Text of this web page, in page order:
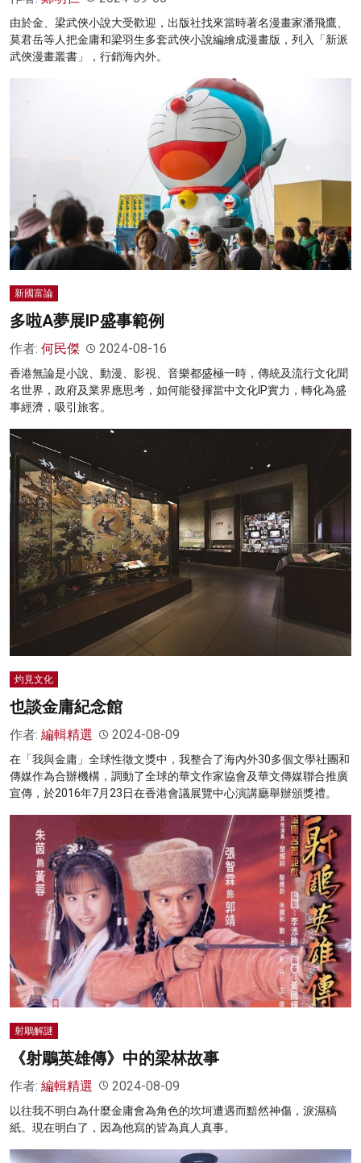
由於金、梁武俠小說大受歡迎，出版社找來當時著名漫畫家潘飛鷹、
莫君岳等人把金庸和梁羽生多套武俠小說編繪成漫畫版，列入「新派
武俠漫畫叢書」，行銷海內外。
新國富論
多啦A夢展IP盛事範例
作者: 何民傑 2024-08-16
香港無論是小說、動漫、影視、音樂都盛極一時，傳統及流行文化聞
名世界，政府及業界應思考，如何能發揮當中文化IP實力，轉化為盛
事經濟，吸引旅客。
灼見文化
也談金庸紀念館
作者: 編輯精選 2024-08-09
在「我與金庸」全球性徵文獎中，我整合了海內外30多個文學社團和
傳媒作為合辦機構，調動了全球的華文作家協會及華文傳媒聯合推廣
宣傳，於2016年7月23日在香港會議展覽中心演講廳舉辦頒獎禮。
射鵰解謎
《射鵰英雄傳》中的梁林故事
作者: 編輯精選 2024-08-09
以往我不明白為什麼金庸會為角色的坎坷遭遇而黯然神傷，淚濕稿
紙。現在明白了，因為他寫的皆為真人真事。